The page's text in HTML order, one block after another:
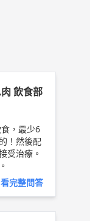
飲食部
！然後配
受治療。
看完整問答